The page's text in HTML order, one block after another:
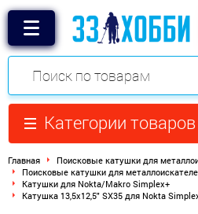
Категории товаров
Главная
Поисковые катушки для
Поисковые катушки для
Катушки для Nokta/Makro Simplex+
Катушка 13,5x12,5" SX35 для Nokta